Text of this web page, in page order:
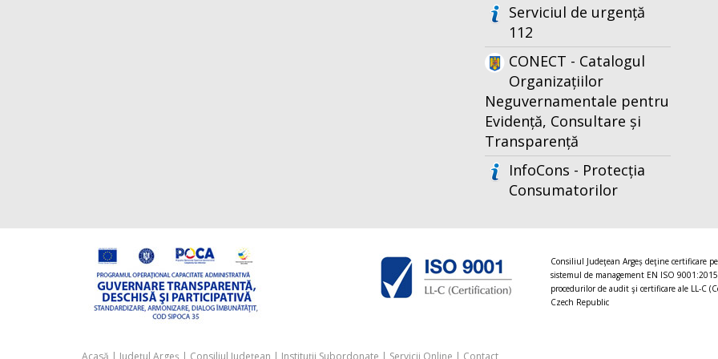
Serviciul de urgență
112
CONECT - Catalogul
Organizațiilor
Neguvernamentale pentru
Evidență, Consultare și
Transparență
InfoCons - Protecția
Consumatorilor
Consiliul Judeţean Argeș deţine certificare
sistemul de management EN ISO
procedurilor de audit şi certificare ale LL-C
Czech Republic
Acasă | Județul Argeș | Consiliul Județean | Instituții Subordonate | Servicii Online | Contact